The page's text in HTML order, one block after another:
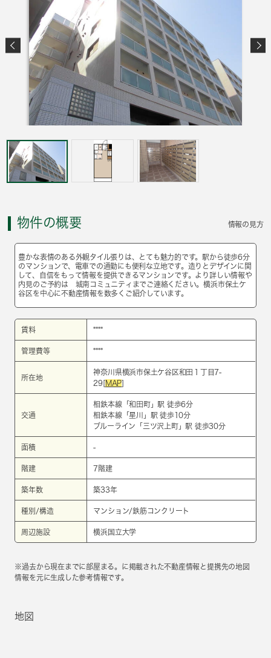
物件の概要 情報の見方
豊かな表情のある外観タイル張りは、とても魅力的です。駅から徒歩6分
のマンションで、電車での通勤にも便利な立地です。造りとデザインに関
して、自信をもって情報を提供できるマンションです。より詳しい情報や
内見のご予約は 城南コミュニティまでご連絡ください。横浜市保土ケ
谷区を中心に不動産情報を数多くご紹介しています。
賃料 ****
管理費等 ****
所在地
神奈川県横浜市保土ケ谷区和田１丁目7-
29[MAP]
交通
相鉄本線 「和田町」駅 徒歩6分
相鉄本線 「星川
」駅 徒歩10分
ブルーライン 「 三ツ沢上町」駅 徒歩30分
面積 -
階建 7階建
築年数 築33年
種別/構造 マンション/鉄筋コンクリート
周辺施設 横浜国立大学
※過去から現在までに部屋まる。に掲載された不動産情報と提携先の地図
情報を元に生成した参考情報です。
地図